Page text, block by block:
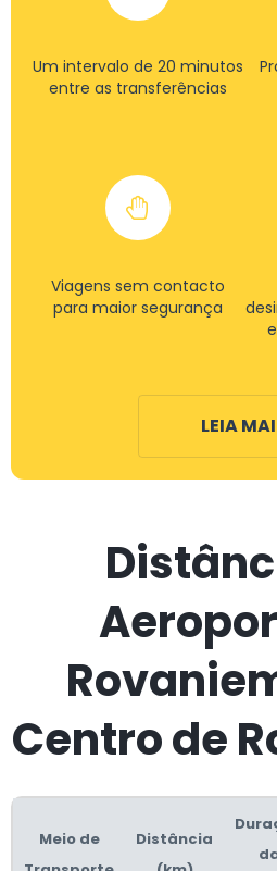
Um intervalo de 20 minutos
entre as transferências
Viagens sem contacto
para maior segurança
LEIA
Centro de
Meio de
Distância